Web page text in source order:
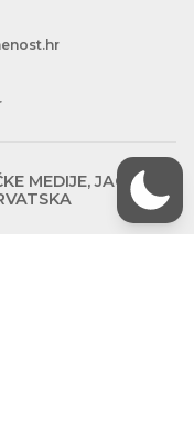
MEDIJE, JAGIĆEVA